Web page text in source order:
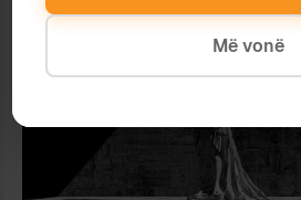
Më vonë